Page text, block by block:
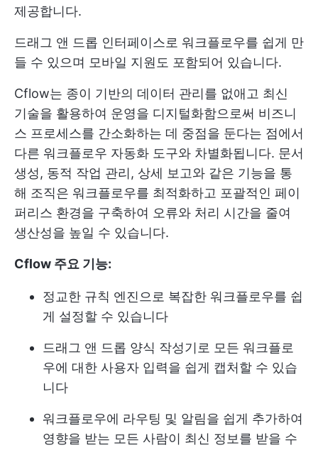
제공합니다.
드래그 앤 드롭 인터페이스로 워크플로우를 쉽게 만
들 수 있으며 모바일 지원도 포함되어 있습니다.
Cflow는 종이 기반의 데이터 관리를 없애고 최신
기술을 활용하여 운영을 디지털화함으로써 비즈니
스 프로세스를 간소화하는 데 중점을 둔다는 점에서
다른 워크플로우 자동화 도구와 차별화됩니다. 문서
생성, 동적 작업 관리, 상세 보고와 같은 기능을 통
해 조직은 워크플로우를 최적화하고 포괄적인 페이
퍼리스 환경을 구축하여 오류와 처리 시간을 줄여
생산성을 높일 수 있습니다.
Cflow 주요 기능:
정교한 규칙 엔진으로 복잡한 워크플로우를 쉽
게 설정할 수 있습니다
드래그 앤 드롭 양식 작성기로 모든 워크플로
우에 대한 사용자 입력을 쉽게 캡처할 수 있습
니다
워크플로우에 라우팅 및 알림을 쉽게 추가하여
영향을 받는 모든 사람이 최신 정보를 받을 수